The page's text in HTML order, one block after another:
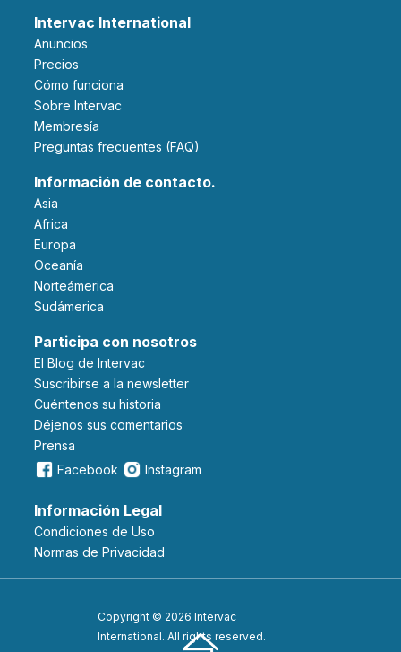
Intervac International
Anuncios
Precios
Cómo funciona
Sobre Intervac
Membresía
Preguntas frecuentes (FAQ)
Información de contacto.
Asia
Africa
Europa
Oceanía
Norteámerica
Sudámerica
Participa con nosotros
El Blog de Intervac
Suscribirse a la newsletter
Cuéntenos su historia
Déjenos sus comentarios
Prensa
Facebook
Instagram
Información Legal
Condiciones de Uso
Normas de Privacidad
Copyright © 2026 Intervac
International. All rights reserved.